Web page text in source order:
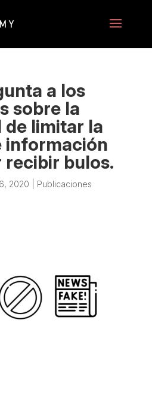
a los
sobre la
de limitar la
información
recibir bulos.
2020 Publicaciones